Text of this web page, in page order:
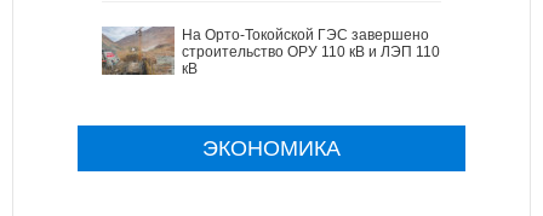
На Орто-Токойской ГЭС завершено
строительство ОРУ 110 кВ и ЛЭП 110
кВ
ЭКОНОМИКА